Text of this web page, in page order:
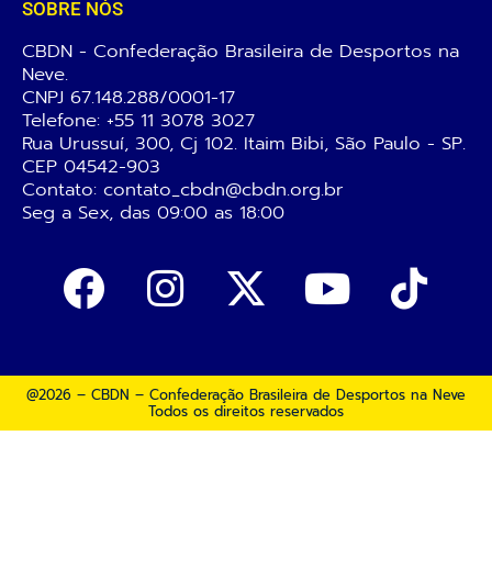
SOBRE NÓS
CBDN - Confederação Brasileira de Desportos na
Neve.
CNPJ 67.148.288/0001-17
Telefone: +55 11 3078 3027
Rua Urussuí, 300, Cj 102. Itaim Bibi, São Paulo - SP.
CEP 04542-903
Contato: contato_cbdn@cbdn.org.br
Seg a Sex, das 09:00 as 18:00
@2026 – CBDN – Confederação Brasileira de Desportos na Neve
Todos os direitos reservados